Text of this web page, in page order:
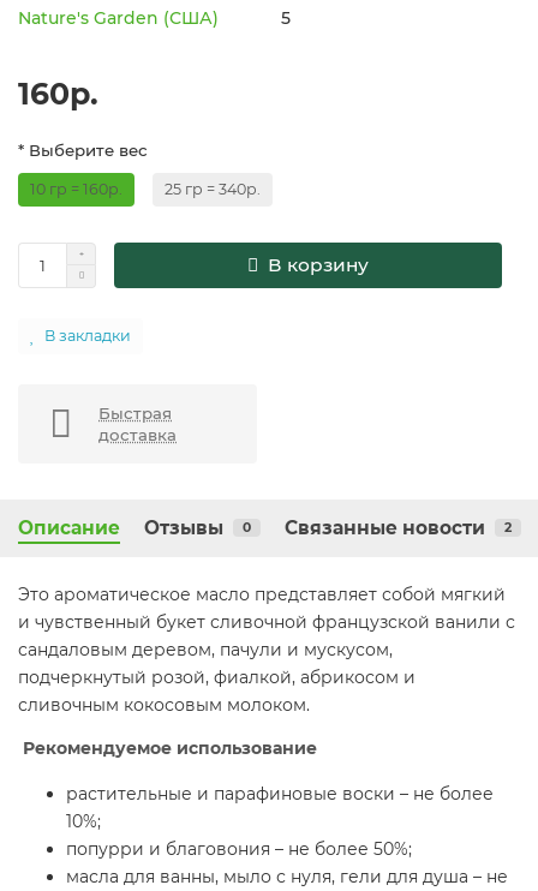
Nature's Garden (США) 5
160р.
* Выберите вес
10 гр = 160р. 25 гр = 340р.
В корзину
В закладки
Быстрая
доставка
Описание Отзывы 0 Связанные новости 2
Это ароматическое масло представляет собой мягкий
и чувственный букет сливочной французской ванили с
сандаловым деревом, пачули и мускусом,
подчеркнутый розой, фиалкой, абрикосом и
сливочным кокосовым молоком.
Рекомендуемое использование
растительные и парафиновые воски – не более
10%;
попурри и благовония – не более 50%;
масла для ванны, мыло с нуля, гели для душа – не